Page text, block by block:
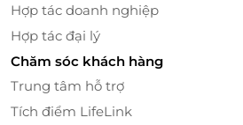
Dịch vụ tiện ích, đẳng
Phòng chờ Sông Hồng
nhiều không gian phục vụ
nhau của khách hàng như:
chuyến bay, chương trình TV,
Hợp tác doanh nghiệp
Hợp tác đại lý
Chăm sóc khách hàng
Trung tâm hỗ trợ
Tích điểm LifeLink